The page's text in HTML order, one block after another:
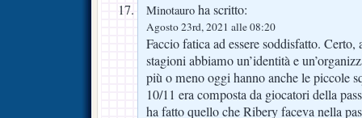
Minotauro ha scritto:
Agosto 23rd, 2021 alle 08:20
Faccio fatica ad essere soddisfatto. Certo,
stagioni abbiamo un’identità e
più o meno oggi hanno anche le piccole
10/11 era composta da giocatori della
ha fatto quello che Ribery faceva nella